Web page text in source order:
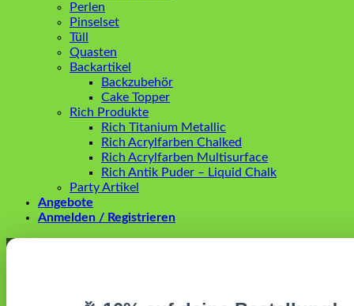
Perlen
Pinselset
Tüll
Quasten
Backartikel
Backzubehör
Cake Topper
Rich Produkte
Rich Titanium Metallic
Rich Acrylfarben Chalked
Rich Acrylfarben Multisurface
Rich Antik Puder – Liquid Chalk
Party Artikel
Angebote
Anmelden / Registrieren
Anmelden